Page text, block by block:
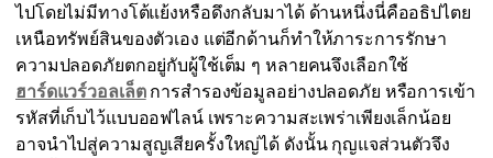
ไปโดยไม่มีทางโต้แย้งหรือดึงกลับมาได้ ด้านหนึ่งนี่คืออธิปไตย
เหนือทรัพย์สินของตัวเอง แต่อีกด้านก็ทำให้ภาระการรักษา
ความปลอดภัยตกอยู่กับผู้ใช้เต็ม ๆ หลายคนจึงเลือกใช้
ฮาร์ดแวร์วอลเล็ตการสำรองข้อมูลอย่างปลอดภัย หรือการเข้า
รหัสที่เก็บไว้แบบออฟไลน์ เพราะความสะเพร่าเพียงเล็กน้อย
อาจนำไปสู่ความสูญเสียครั้งใหญ่ได้ ดังนั้น กุญแจส่วนตัวจึง